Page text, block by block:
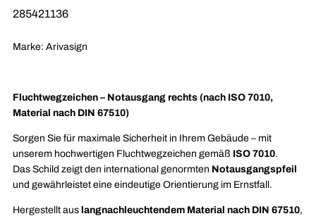
400x200mm
SKU:
285421136
Marke: Arivasign
Fluchtwegzeichen – Notausgang rechts (nach ISO 7010,
Material nach DIN 67510)
Sorgen Sie für maximale Sicherheit in Ihrem Gebäude – mit
unserem hochwertigen Fluchtwegzeichen gemäß ISO 7010.
Das Schild zeigt den international genormten Notausgangspfeil
und gewährleistet eine eindeutige Orientierung im Ernstfall.
Hergestellt auslangnachleuchtendem Material nach DIN 67510,